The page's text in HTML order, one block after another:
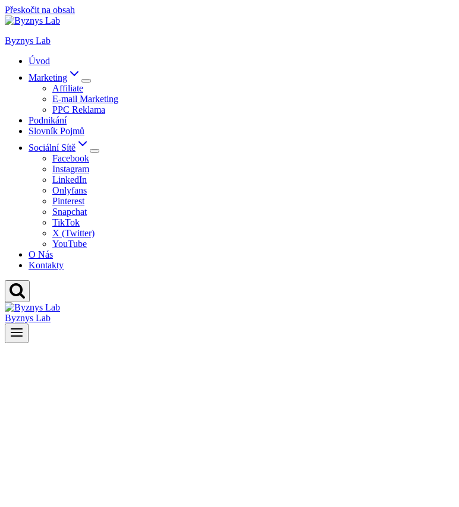
Přeskočit na obsah
Byznys Lab
Úvod
Marketing
Affiliate
E-mail Marketing
PPC Reklama
Podnikání
Slovník Pojmů
Sociální Sítě
Facebook
Instagram
LinkedIn
Onlyfans
Pinterest
Snapchat
TikTok
X (Twitter)
YouTube
O Nás
Kontakty
Byznys Lab